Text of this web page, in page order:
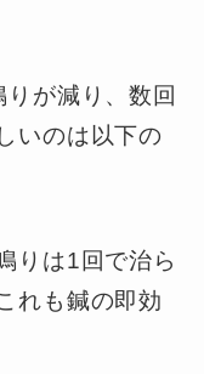
が減り、数回
いのは以下の
りは1回で治ら
れも鍼の即効